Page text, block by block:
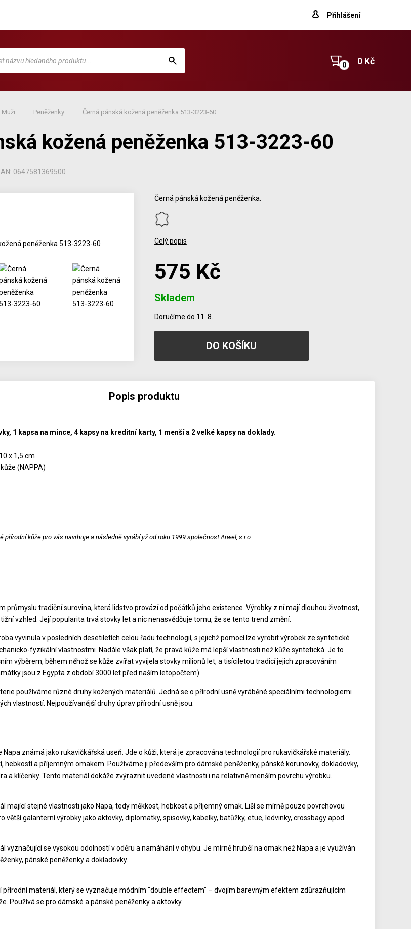
Přihlášení
0 Kč
Muži Peněženky Černá pánská kožená peněženka 513-3223-60
kožená peněženka 513-3223-60
0647581369500
Černá pánská kožená peněženka.
Celý popis
575 Kč
Skladem
Doručíme do 11. 8.
Popis produktu
1 kapsa na mince, 4 kapsy na kreditní karty, 1 menší a 2 velké kapsy na doklady.
x 1,5 cm
(NAPPA)
přírodní kůže pro vás navrhuje a následně vyrábí již od roku 1999 společnost Arwel, s.r.o.
průmyslu tradiční surovina, která lidstvo provází od počátků jeho existence. Výrobky z ní mají dlouhou životnost,
vzhled. Její popularita trvá stovky let a nic nenasvědčuje tomu, že se tento trend změní.
vyvinula v posledních desetiletích celou řadu technologií, s jejichž pomocí lze vyrobit výrobek ze syntetické
fyzikální vlastnostmi. Nadále však platí, že pravá kůže má lepší vlastnosti než kůže syntetická. Je to
výběrem, během něhož se kůže zvířat vyvíjela stovky milionů let, a tisíciletou tradicí jejich zpracováním
jsou z Egypta z období 3000 let před naším letopočtem).
používáme různé druhy kožených materiálů. Jedná se o přírodní usně vyráběné speciálními technologiemi
vlastností. Nejpoužívanější druhy úprav přírodní usně jsou:
Napa známá jako rukavičkářská useň. Jde o kůži, která je zpracována technologií pro rukavičkářské materiály.
hebkostí a příjemným omakem. Používáme ji především pro dámské peněženky, pánské korunovky, dokladovky,
a klíčenky. Tento materiál dokáže zvýraznit uvedené vlastnosti i na relativně menším povrchu výrobku.
mající stejné vlastnosti jako Napa, tedy měkkost, hebkost a příjemný omak. Liší se mírně pouze povrchovou
větší galanterní výrobky jako aktovky, diplomatky, spisovky, kabelky, batůžky, etue, ledvinky, crossbagy apod.
vyznačující se vysokou odolností v oděru a namáhání v ohybu. Je mírně hrubší na omak než Napa a je využíván
pánské peněženky a dokladovky.
přírodní materiál, který se vyznačuje módním "double effectem" – dvojím barevným efektem zdůrazňujícím
Používá se pro dámské a pánské peněženky a aktovky.